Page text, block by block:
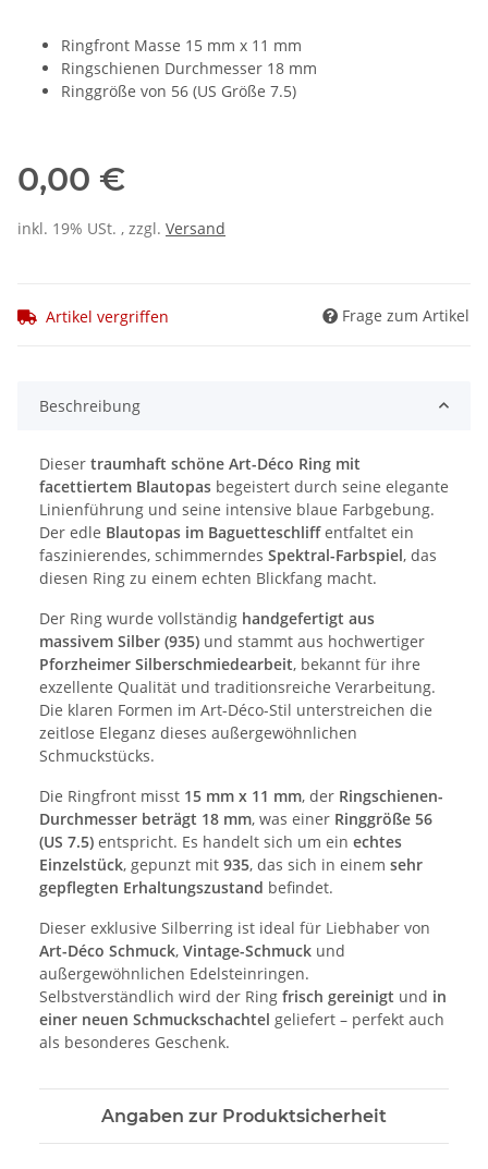
Ringfront Masse 15 mm x 11 mm
Ringschienen Durchmesser 18 mm
Ringgröße von 56 (US Größe 7.5)
0,00 €
inkl. 19% USt. , zzgl. Versand
Artikel vergriffen Frage zum Artikel
Beschreibung
Dieser traumhaft schöne Art-Déco Ring mit
facettiertem Blautopas begeistert durch seine elegante
Linienführung und seine intensive blaue Farbgebung.
Der edle Blautopas im Baguetteschliffentfaltet ein
faszinierendes, schimmerndes Spektral-Farbspiel, das
diesen Ring zu einem echten Blickfang macht.
Der Ring wurde vollständig handgefertigt aus
massivem Silber (935) und stammt aus hochwertiger
Pforzheimer Silberschmiedearbeit, bekannt für ihre
exzellente Qualität und traditionsreiche Verarbeitung.
Die klaren Formen im Art-Déco-Stil unterstreichen die
zeitlose Eleganz dieses außergewöhnlichen
Schmuckstücks.
Die Ringfront misst 15 mm x 11 mm, der Ringschienen-
Durchmesser beträgt 18 mm, was einer Ringgröße 56
(US 7.5) entspricht. Es handelt sich um ein echtes
Einzelstück, gepunzt mit 935, das sich in einem sehr
gepflegten Erhaltungszustand befindet.
Dieser exklusive Silberring ist ideal für Liebhaber von
Art-Déco Schmuck, Vintage-Schmuck und
außergewöhnlichen Edelsteinringen.
Selbstverständlich wird der Ring frisch gereinigt und in
einer neuen Schmuckschachtel geliefert – perfekt auch
als besonderes Geschenk.
Angaben zur Produktsicherheit